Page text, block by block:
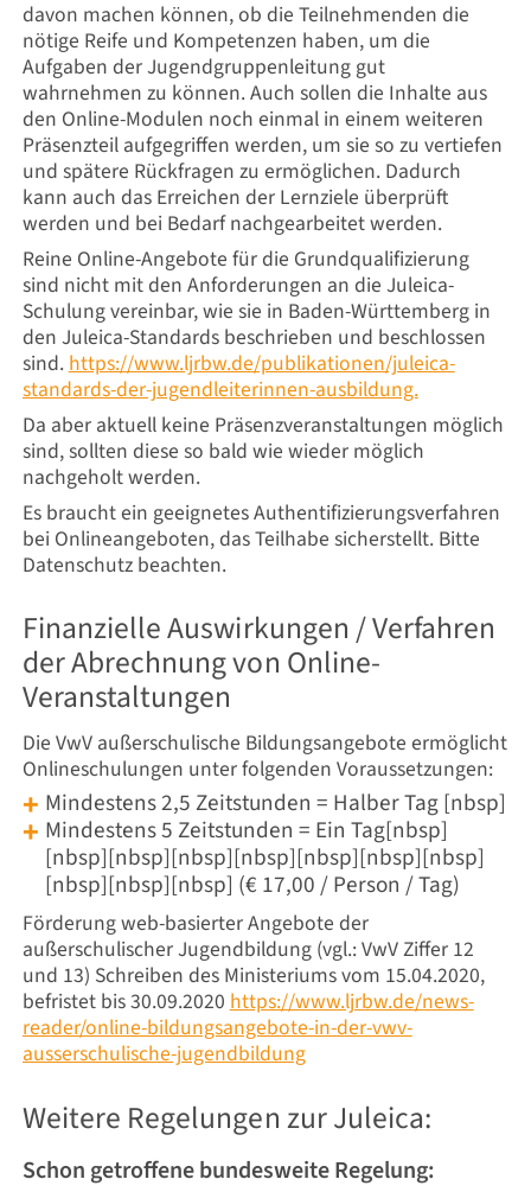
davon machen können, ob die Teilnehmenden die
nötige Reife und Kompetenzen haben, um die
Aufgaben der Jugendgruppenleitung gut
wahrnehmen zu können. Auch sollen die Inhalte aus
den Online-Modulen noch einmal in einem weiteren
Präsenzteil aufgegriffen werden, um sie so zu vertiefen
und spätere Rückfragen zu ermöglichen. Dadurch
kann auch das Erreichen der Lernziele überprüft
werden und bei Bedarf nachgearbeitet werden.
Reine Online-Angebote für die Grundqualifizierung
sind nicht mit den Anforderungen an die Juleica-
Schulung vereinbar, wie sie in Baden-Württemberg in
den Juleica-Standards beschrieben und beschlossen
sind. https://www.ljrbw.de/publikationen/juleica-
standards-der-jugendleiterinnen-ausbildung.
Da aber aktuell keine Präsenzveranstaltungen möglich
sind, sollten diese so bald wie wieder möglich
nachgeholt werden.
Es braucht ein geeignetes Authentifizierungsverfahren
bei Onlineangeboten, das Teilhabe sicherstellt. Bitte
Datenschutz beachten.
Finanzielle Auswirkungen / Verfahren
der Abrechnung von Online-
Veranstaltungen
Die VwV außerschulische Bildungsangebote ermöglicht
Onlineschulungen unter folgenden Voraussetzungen:
Mindestens 2,5 Zeitstunden = Halber Tag [nbsp]
Mindestens 5 Zeitstunden = Ein Tag[nbsp]
[nbsp][nbsp][nbsp][nbsp][nbsp][nbsp][nbsp]
[nbsp][nbsp][nbsp] (€ 17,00 / Person / Tag)
Förderung web-basierter Angebote der
außerschulischer Jugendbildung (vgl.: VwV Ziffer 12
und 13) Schreiben des Ministeriums vom 15.04.2020,
befristet bis 30.09.2020https://www.ljrbw.de/news-
reader/online-bildungsangebote-in-der-vwv-
ausserschulische-jugendbildung
Weitere Regelungen zur Juleica:
Schon getroffene bundesweite Regelung: